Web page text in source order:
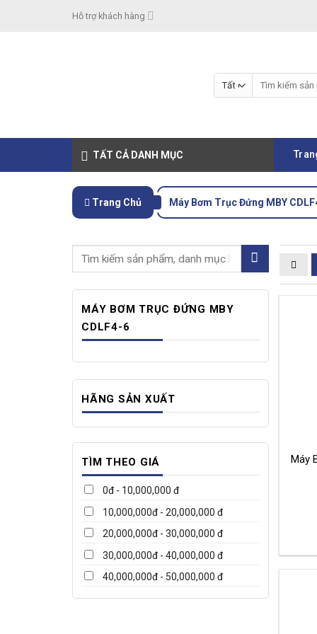
Hỗ trợ khách hàng
kiếm:
TẤT CẢ DANH MỤC
Trang Chủ Máy Bơm Trục Đứng MBY
MÁY BƠM TRỤC ĐỨNG MBY
CDLF4-6
HÃNG SẢN XUẤT
TÌM THEO GIÁ
0đ - 10,000,000 đ
10,000,000đ - 20,000,000 đ
20,000,000đ - 30,000,000 đ
30,000,000đ - 40,000,000 đ
40,000,000đ - 50,000,000 đ
Máy